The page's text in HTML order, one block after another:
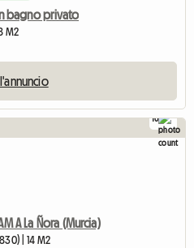
bagno privato
M2
10
A La Ñora (Murcia)
| 14 M2